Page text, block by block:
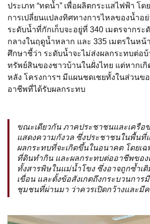
ประเภท “ทดน้ำ” เพื่อผลิตกระแสไฟฟ้า โ
การเปลี่ยนแปลงทิศทางการไหลของน้ำอ
ระดับน้ำที่กักเก็บจะอยู่ที่ 340 เมตรจากระ
กลางในฤดูน้ำหลาก และ 335 เมตรในหน้
ศึกษาชี้ว่า ระดับน้ำจะไม่ส่งผลกระทบต่อบ้
ทรัพย์สินของชาวบ้านในฝั่งไทย แต่หากเ
หลัง โครงการฯ มีแผนชดเชยทั้งในส่วนข
อาชีพที่ได้รับผลกระทบ
ขณะเดียวกัน ภาคประชาชนและเครือ
แสดงความกังวล ซึ่งประชาชนในพื้นที่
ผลกระทบที่จะเกิดขึ้นในอนาคต โดยเ
ที่ดินทำกิน และผลกระทบต่ออาชีพขอ
ทั้งสารพิษในแม่น้ำโขง ซึ่งอาจถูกซ้ำเติ
เขื่อน และตั้งข้อสังเกตถึงกระบวนการ
ชุมชนที่ผ่านมา ว่าควรเปิดกว้างและมี